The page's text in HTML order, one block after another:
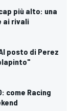
più alto: una
ai rivali
posto di Perez
come Racing